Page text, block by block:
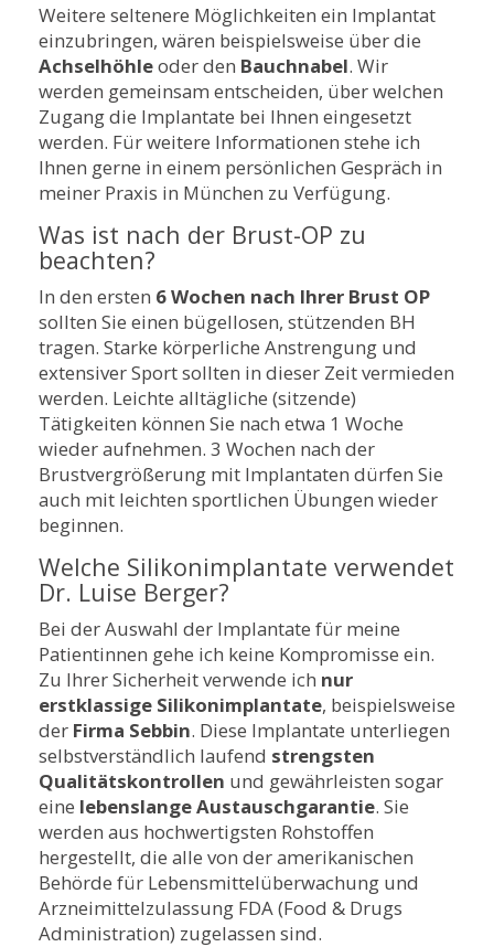
Weitere seltenere Möglichkeiten ein Implantat
einzubringen, wären beispielsweise über die
Achselhöhleoder den Bauchnabel. Wir
werden gemeinsam entscheiden, über welchen
Zugang die Implantate bei Ihnen eingesetzt
werden. Für weitere Informationen stehe ich
Ihnen gerne in einem persönlichen Gespräch in
meiner Praxis in München zu Verfügung.
Was ist nach der Brust-OP zu
beachten?
In den ersten 6 Wochen nach Ihrer Brust OP
sollten Sie einen bügellosen, stützenden BH
tragen. Starke körperliche Anstrengung und
extensiver Sport sollten in dieser Zeit vermieden
werden. Leichte alltägliche (sitzende)
Tätigkeiten können Sie nach etwa 1 Woche
wieder aufnehmen. 3 Wochen nach der
Brustvergrößerung mit Implantaten dürfen Sie
auch mit leichten sportlichen Übungen wieder
beginnen.
Welche Silikonimplantate verwendet
Dr. Luise Berger?
Bei der Auswahl der Implantate für meine
Patientinnen gehe ich keine Kompromisse ein.
Zu Ihrer Sicherheit verwende ich nur
erstklassige Silikonimplantate, beispielsweise
der Firma Sebbin. Diese Implantate unterliegen
selbstverständlich laufend strengsten
Qualitätskontrollen und gewährleisten sogar
eine lebenslange Austauschgarantie. Sie
werden aus hochwertigsten Rohstoffen
hergestellt, die alle von der amerikanischen
Behörde für Lebensmittelüberwachung und
Arzneimittelzulassung FDA (Food & Drugs
Administration) zugelassen sind.